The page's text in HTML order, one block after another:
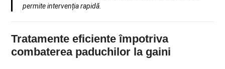
permite intervenția rapidă.
Tratamente eficiente împotriva
combaterea paduchilor la gaini